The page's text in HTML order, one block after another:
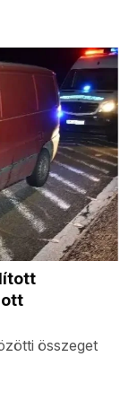
összeget